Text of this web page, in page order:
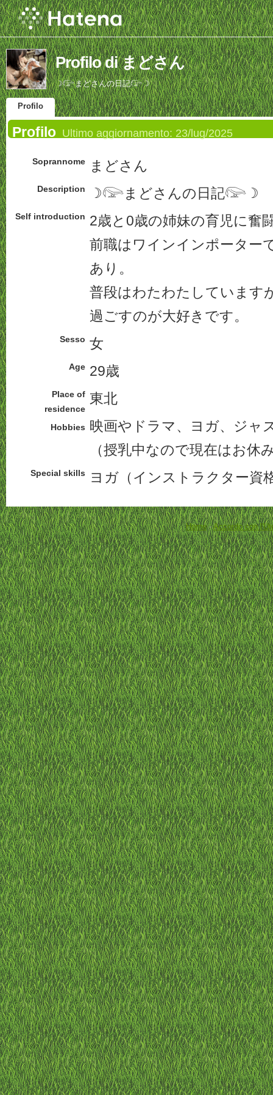
Profilo di まどさん
☽𓅼まどさんの日記𓅼☽
Profilo
Profilo Ultimo aggiornamento: 23/lug/2025
Soprannome まどさん
Description ☽𓅼まどさんの日記𓅼☽
Self introduction 2歳と0歳の姉妹の育児に奮
前職はワインインポーター
あり。
普段はわたわたしています
過ごすのが大好きです。
Sesso 女
Age 29歳
Place of
residence
東北
Hobbies 映画やドラマ、ヨガ、ジャ
（授乳中なので現在はお休
Special skills ヨガ（インストラクター資
Home-Accordo con